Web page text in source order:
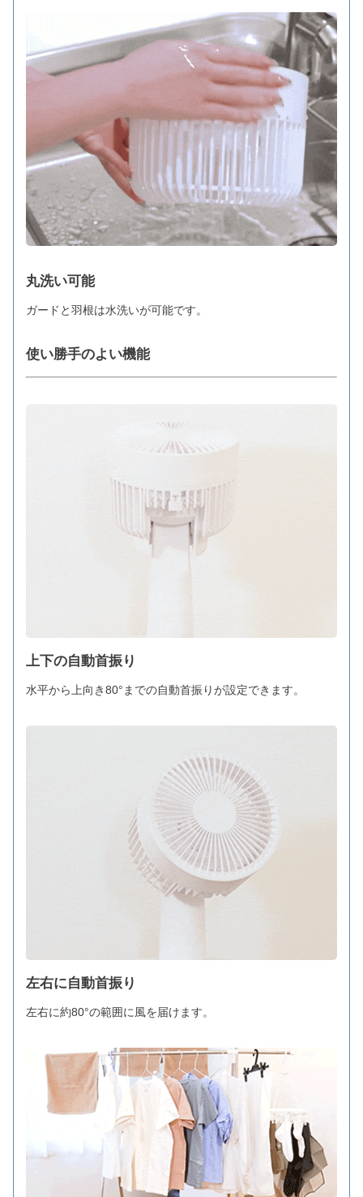
丸洗い可能
ガードと羽根は水洗いが可能です。
使い勝手のよい機能
上下の自動首振り
水平から上向き80°までの自動首振りが設定できます。
左右に自動首振り
左右に約80°の範囲に風を届けます。